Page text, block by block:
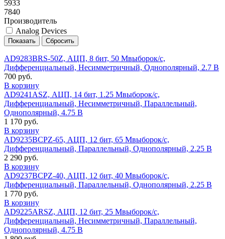
5933
7840
Производитель
Analog Devices
AD9283BRS-50Z, АЦП, 8 бит, 50 Мвыборок/с,
Дифференциальный, Несимметричный, Однополярный, 2.7 В
700 руб.
В корзину
AD9241ASZ, АЦП, 14 бит, 1.25 Мвыборок/с,
Дифференциальный, Несимметричный, Параллельный,
Однополярный, 4.75 В
1 170 руб.
В корзину
AD9235BCPZ-65, АЦП, 12 бит, 65 Мвыборок/с,
Дифференциальный, Параллельный, Однополярный, 2.25 В
2 290 руб.
В корзину
AD9237BCPZ-40, АЦП, 12 бит, 40 Мвыборок/с,
Дифференциальный, Параллельный, Однополярный, 2.25 В
1 770 руб.
В корзину
AD9225ARSZ, АЦП, 12 бит, 25 Мвыборок/с,
Дифференциальный, Несимметричный, Параллельный,
Однополярный, 4.75 В